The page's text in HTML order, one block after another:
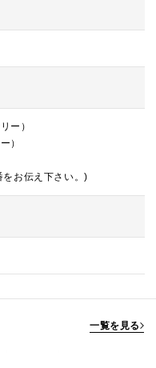
ー）
）
お伝え下さい。)
一覧を見る